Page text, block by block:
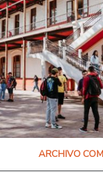
ARCHIVO